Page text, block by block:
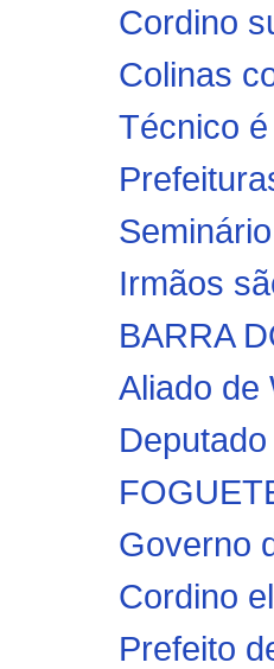
Cordino
Colinas
Técnico
Irmãos
BARRA
Aliado de
Governo
Cordino
Prefeito